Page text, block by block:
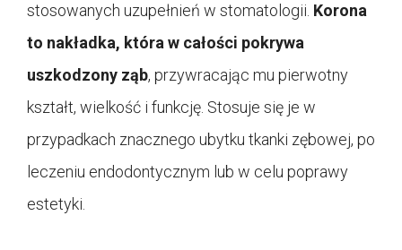
stosowanych uzupełnień w stomatologii. Korona
to nakładka, która w całości pokrywa
uszkodzony ząb, przywracając mu pierwotny
kształt, wielkość i funkcję. Stosuje się je w
przypadkach znacznego ubytku tkanki zębowej, po
leczeniu endodontycznym lub w celu poprawy
estetyki.